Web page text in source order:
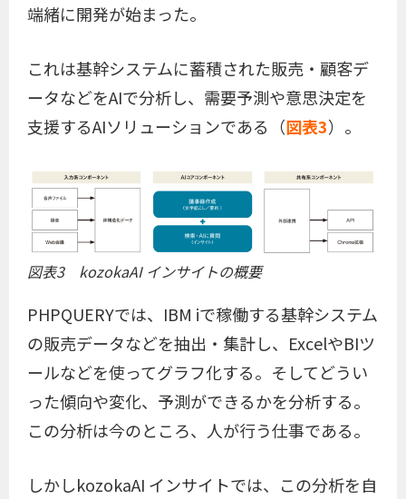
端緒に開発が始まった。
これは基幹システムに蓄積された販売・顧客デ
ータなどをAIで分析し、需要予測や意思決定を
支援するAIソリューションである（図表3）。
図表3 kozokaAI インサイトの概要
PHPQUERYでは、IBM iで稼働する基幹システム
の販売データなどを抽出・集計し、ExcelやBIツ
ールなどを使ってグラフ化する。そしてどうい
った傾向や変化、予測ができるかを分析する。
この分析は今のところ、人が行う仕事である。
しかしkozokaAI インサイトでは、この分析を自